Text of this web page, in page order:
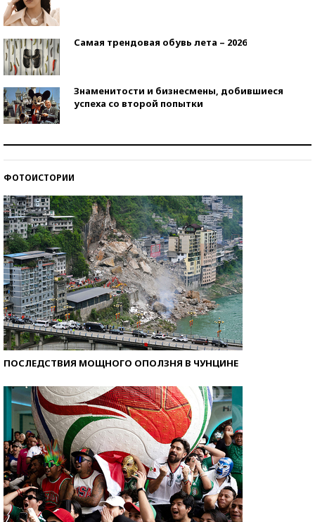
Самая трендовая обувь лета – 2026
Знаменитости и бизнесмены, добившиеся
успеха со второй попытки
ФОТОИСТОРИИ
ПОСЛЕДСТВИЯ МОЩНОГО ОПОЛЗНЯ В ЧУНЦИНЕ